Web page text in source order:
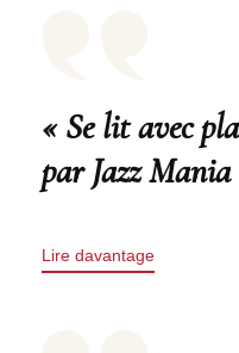
« Se lit avec
par Jazz Mania
Lire davantage